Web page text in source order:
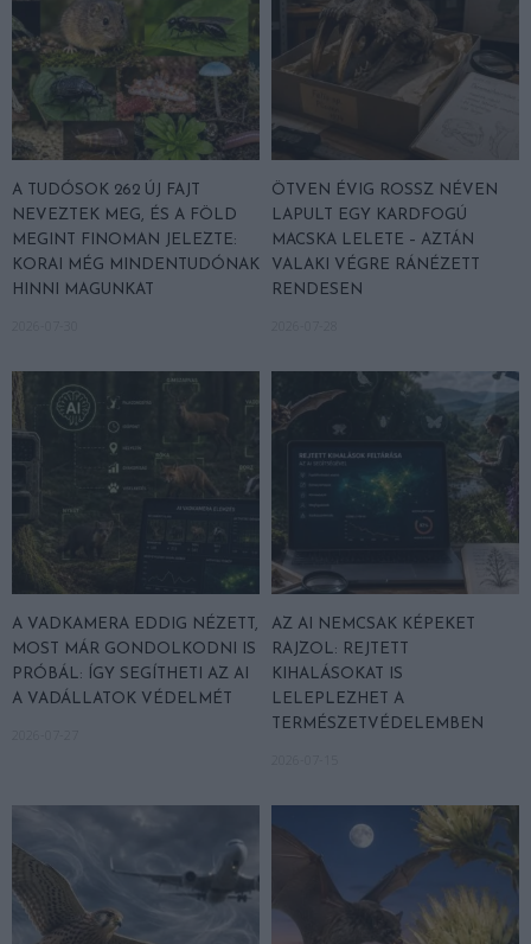
A TUDÓSOK 262 ÚJ FAJT
NEVEZTEK MEG, ÉS A FÖLD
MEGINT FINOMAN JELEZTE:
KORAI MÉG MINDENTUDÓNAK
HINNI MAGUNKAT
ÖTVEN ÉVIG ROSSZ NÉVEN
LAPULT EGY KARDFOGÚ
MACSKA LELETE – AZTÁN
VALAKI VÉGRE RÁNÉZETT
RENDESEN
A VADKAMERA EDDIG NÉZETT,
MOST MÁR GONDOLKODNI IS
PRÓBÁL: ÍGY SEGÍTHETI AZ AI
A VADÁLLATOK VÉDELMÉT
AZ AI NEMCSAK KÉPEKET
RAJZOL: REJTETT
KIHALÁSOKAT IS
LELEPLEZHET A
TERMÉSZETVÉDELEMBEN